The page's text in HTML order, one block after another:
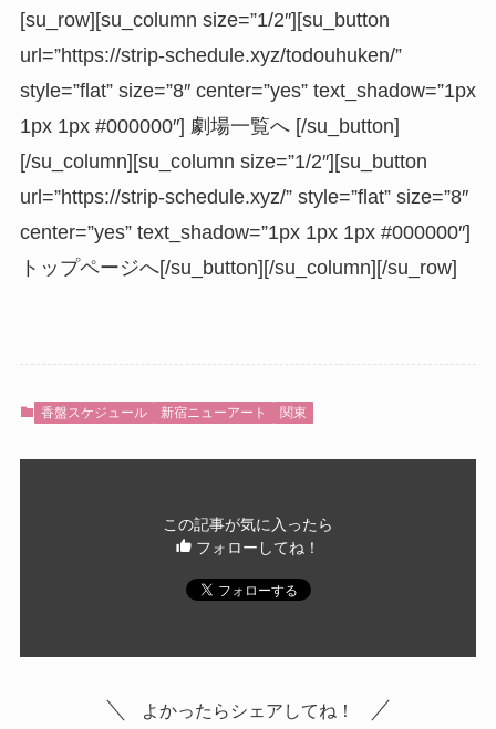
[su_row][su_column size=”1/2″][su_button
url=”https://strip-schedule.xyz/todouhuken/”
style=”flat” size=”8″ center=”yes” text_shadow=”1px
1px 1px #000000″] 劇場一覧へ [/su_button]
[/su_column][su_column size=”1/2″][su_button
url=”https://strip-schedule.xyz/” style=”flat” size=”8″
center=”yes” text_shadow=”1px 1px 1px #000000″]
トップページへ[/su_button][/su_column][/su_row]
香盤スケジュール 新宿ニューアート 関東
この記事が気に入ったら
フォローしてね！
よかったらシェアしてね！